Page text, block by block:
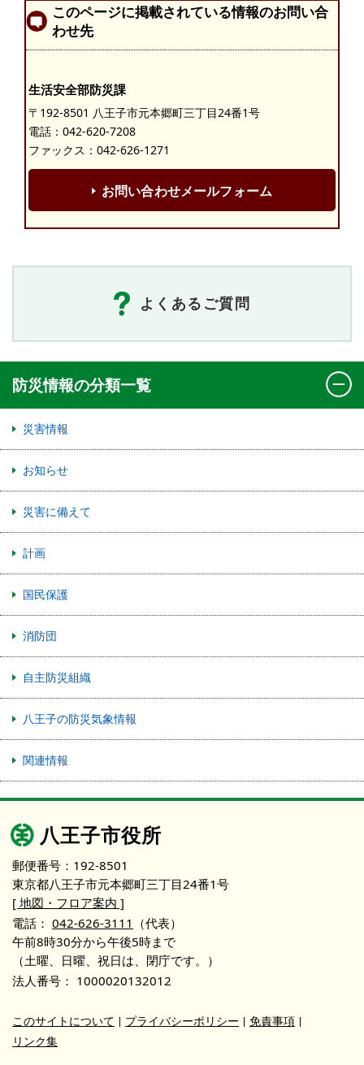
このページに掲載されている情報のお問い合
わせ先
生活安全部防災課
〒192-8501 八王子市元本郷町三丁目24番1号
電話： 042-620-7208
ファックス：042-626-1271
お問い合わせメールフォーム
よくあるご質問
防災情報の分類一覧
災害情報
お知らせ
災害に備えて
計画
国民保護
消防団
自主防災組織
八王子の防災気象情報
関連情報
八王子市役所
郵便番号：192-8501
東京都八王子市元本郷町三丁目24番1号
[ 地図・フロア案内 ]
電話： 042-626-3111 （代表）
午前8時30分から午後5時まで
（土曜、日曜、祝日は、閉庁です。）
法人番号： 1000020132012
このサイトについて プライバシーポリシー
免責事項
リンク集